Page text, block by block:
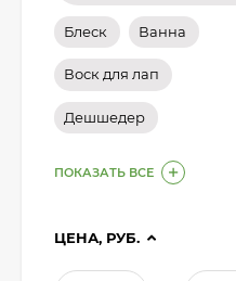
Блеск Ванна
Воск для лап
Дешшедер
ПОКАЗАТЬ ВСЕ
ЦЕНА, РУБ.